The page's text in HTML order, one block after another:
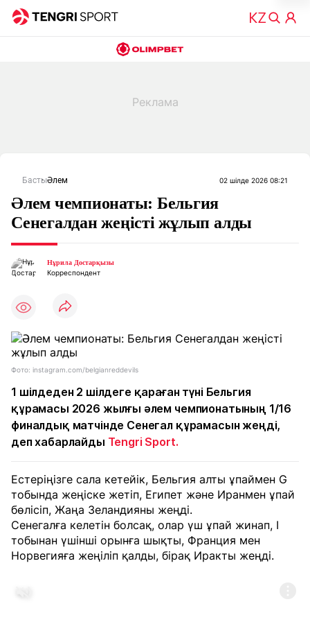
БастыӘлем 02 шілде 2026 08:21
Әлем чемпионаты: Бельгия
Сенегалдан жеңісті жұлып алды
Нұрила Достарқызы
Корреспондент
Фото: instagram.com/belgianreddevils
1 шілдеден 2 шілдеге қараған түні Бельгия
құрамасы 2026 жылғы әлем чемпионатының 1/16
финалдық матчінде Сенегал құрамасын жеңді,
деп хабарлайды Tengri Sport.
Естеріңізге сала кетейік, Бельгия алты ұпаймен G
тобында жеңіске жетіп, Египет және Иранмен ұпай
бөлісіп, Жаңа Зеландияны жеңді.
Сенегалға келетін болсақ, олар үш ұпай жинап, I
тобынан үшінші орынға шықты, Франция мен
Норвегияға жеңіліп қалды, бірақ Иракты жеңді.